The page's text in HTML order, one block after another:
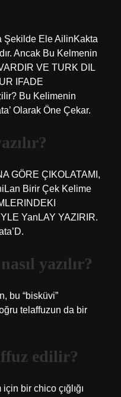
Şekilde Ele AilinKakta
Ancak Bu Kelmenin
VE TURK DIL
IFADE
Bu Kelimenin
Olarak Öne Çekar.
GÖRE ÇIKOLATAMI,
Birir Çek Kelime
YanLAY YAZIRIR.
yazılır?
bu “bisküvi”
telaffuzun da bir
edilir?
bir chico çığlığı